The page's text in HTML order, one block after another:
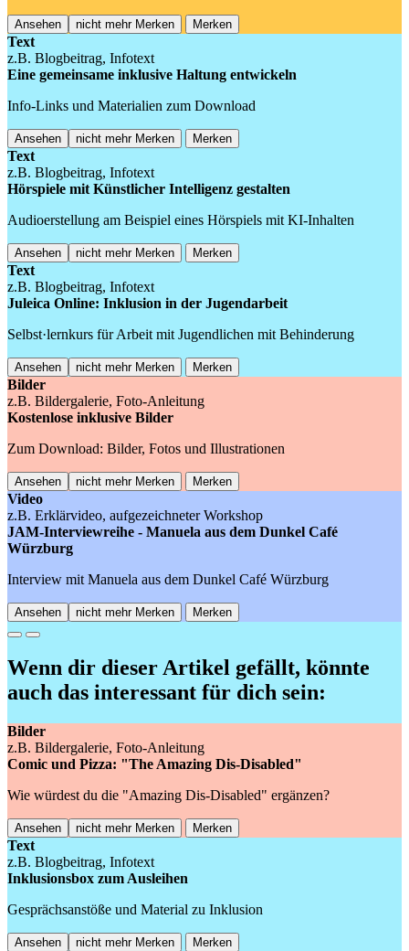
Ansehen nicht mehr Merken Merken
Text
z.B. Blogbeitrag, Infotext
Eine gemeinsame inklusive Haltung entwickeln
Info-Links und Materialien zum Download
Ansehen nicht mehr Merken Merken
Text
z.B. Blogbeitrag, Infotext
Hörspiele mit Künstlicher Intelligenz gestalten
Audioerstellung am Beispiel eines Hörspiels mit KI-Inhalten
Ansehen nicht mehr Merken Merken
Text
z.B. Blogbeitrag, Infotext
Juleica Online: Inklusion in der Jugendarbeit
Selbst·lernkurs für Arbeit mit Jugendlichen mit Behinderung
Ansehen nicht mehr Merken Merken
Bilder
z.B. Bildergalerie, Foto-Anleitung
Kostenlose inklusive Bilder
Zum Download: Bilder, Fotos und Illustrationen
Ansehen nicht mehr Merken Merken
Video
z.B. Erklärvideo, aufgezeichneter Workshop
JAM-Interviewreihe - Manuela aus dem Dunkel Café
Würzburg
Interview mit Manuela aus dem Dunkel Café Würzburg
Ansehen nicht mehr Merken Merken
Previous
Next
Wenn dir dieser Artikel gefällt, könnte
auch das interessant für dich sein:
Bilder
z.B. Bildergalerie, Foto-Anleitung
Comic und Pizza: "The Amazing Dis-Disabled"
Wie würdest du die "Amazing Dis-Disabled" ergänzen?
Ansehen nicht mehr Merken Merken
Text
z.B. Blogbeitrag, Infotext
Inklusionsbox zum Ausleihen
Gesprächsanstöße und Material zu Inklusion
Ansehen nicht mehr Merken Merken